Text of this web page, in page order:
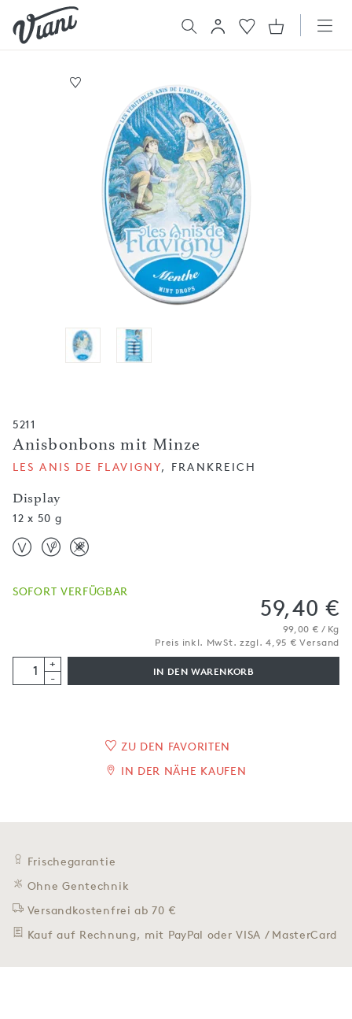
5211
Anisbonbons mit Minze
Display
LES ANIS DE FLAVIGNY, FRANKREICH
12 x 50 g
SOFORT VERFÜGBAR
59,40 €
99,00 € / Kg
Preis inkl. MwSt. zzgl. 4,95 € Versand
+
-
IN DEN WARENKORB
ZU DEN FAVORITEN
IN DER NÄHE KAUFEN
Frischegarantie
Ohne Gentechnik
Versandkostenfrei ab 70 €
Kauf auf Rechnung, mit PayPal oder VISA / MasterCard